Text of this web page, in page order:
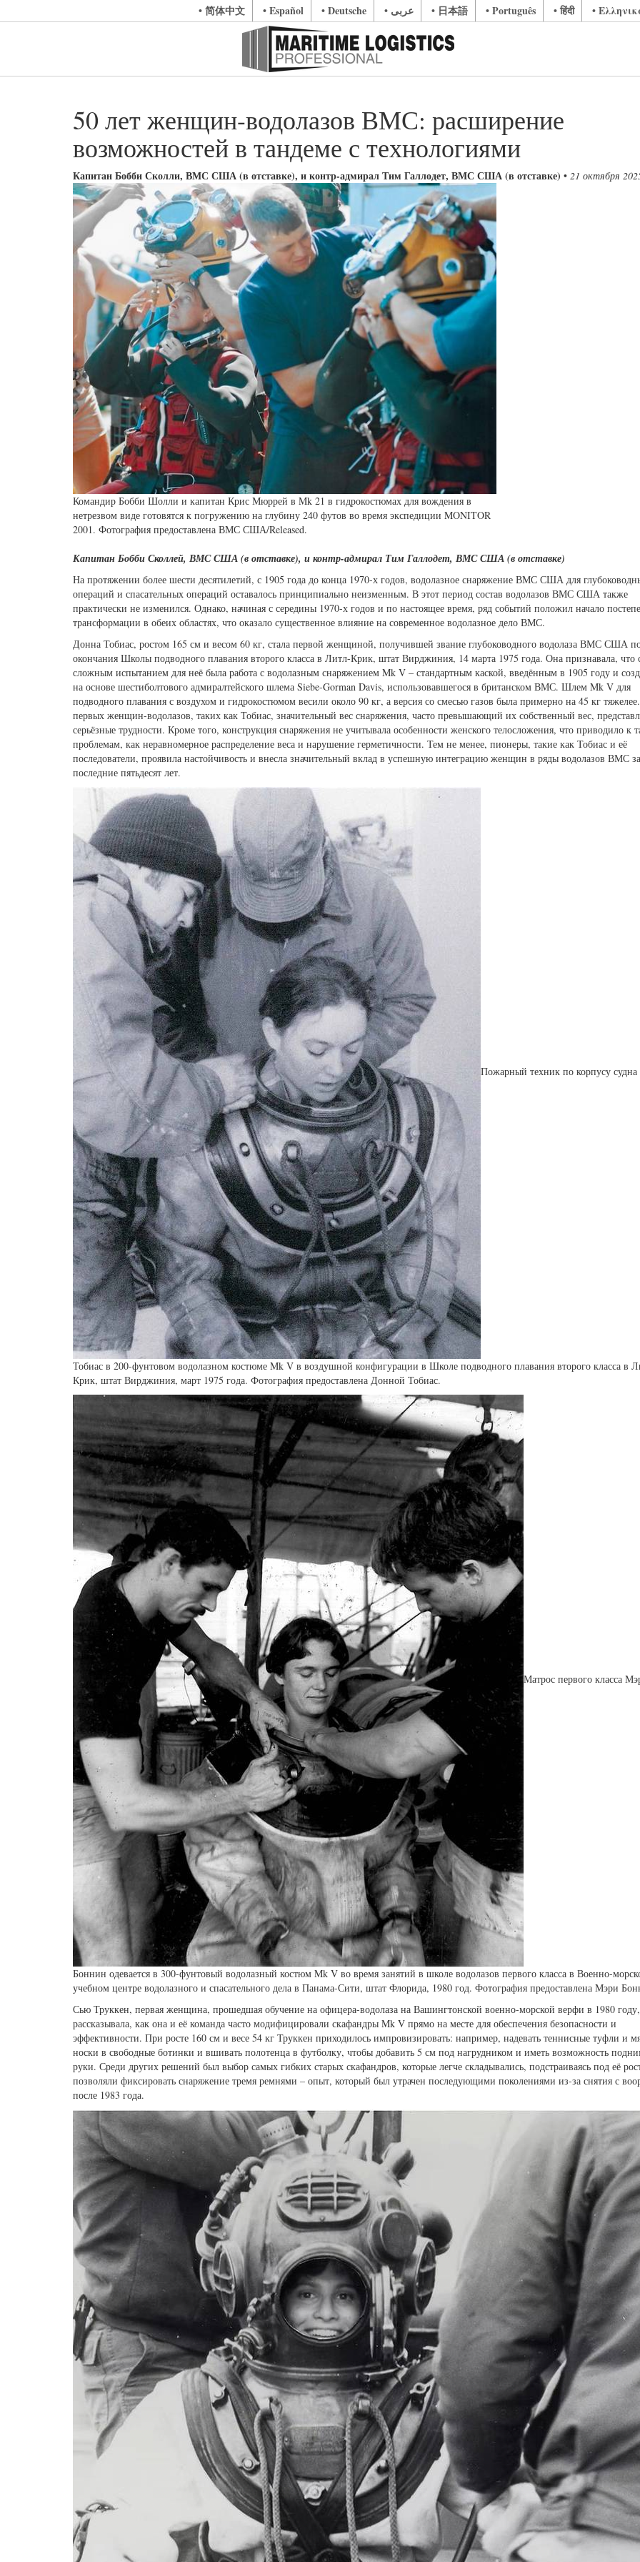
• 简体中文 • Español • Deutsche • عربى • 日本語 • Português • हिंदी •
50 лет женщин-водолазов ВМС: расширение
возможностей в тандеме с технологиями
Капитан Бобби Сколли, ВМС США (в отставке), и контр-адмирал Тим Галлодет, ВМС США (в отставке) • 21 октября
Командир Бобби Шолли и капитан Крис Мюррей в Mk 21 в гидрокостюмах для вождения в
нетрезвом виде готовятся к погружению на глубину 240 футов во время экспедиции MONITOR
2001. Фотография предоставлена ВМС США/Released.
Капитан Бобби Сколлей, ВМС США (в отставке), и контр-адмирал Тим Галлодет, ВМС США (в отставке)
На протяжении более шести десятилетий, с 1905 года до конца 1970-х годов, водолазное снаряжение ВМС США для
операций и спасательных операций оставалось принципиально неизменным. В этот период состав водолазов ВМС США также
практически не изменился. Однако, начиная с середины 1970-х годов и по настоящее время, ряд событий положил начало
трансформации в обеих областях, что оказало существенное влияние на современное водолазное дело ВМС.
Донна Тобиас, ростом 165 см и весом 60 кг, стала первой женщиной, получившей звание глубоководного водолаза ВМС США
окончания Школы подводного плавания второго класса в Литл-Крик, штат Вирджиния, 14 марта 1975 года. Она признавала, что
сложным испытанием для неё была работа с водолазным снаряжением Mk V – стандартным каской, введённым в 1905 году и
на основе шестиболтового адмиралтейского шлема Siebe-Gorman Davis, использовавшегося в британском ВМС. Шлем Mk V для
подводного плавания с воздухом и гидрокостюмом весили около 90 кг, а версия со смесью газов была примерно на 45 кг
первых женщин-водолазов, таких как Тобиас, значительный вес снаряжения, часто превышающий их собственный вес,
серьёзные трудности. Кроме того, конструкция снаряжения не учитывала особенности женского телосложения, что приводило к
проблемам, как неравномерное распределение веса и нарушение герметичности. Тем не менее, пионеры, такие как Тобиас и её
последователи, проявила настойчивость и внесла значительный вклад в успешную интеграцию женщин в ряды водолазов ВМС за
последние пятьдесят лет.
Пожарный техник по корпусу
Тобиас в 200-фунтовом водолазном костюме Mk V в воздушной конфигурации в Школе подводного плавания второго класса в
Крик, штат Вирджиния, март 1975 года. Фотография предоставлена Донной Тобиас.
Матрос первого класса
Боннин одевается в 300-фунтовый водолазный костюм Mk V во время занятий в школе водолазов первого класса в Военно-
учебном центре водолазного и спасательного дела в Панама-Сити, штат Флорида, 1980 год. Фотография предоставлена Мэри
Сью Труккен, первая женщина, прошедшая обучение на офицера-водолаза на Вашингтонской военно-морской верфи в 1980 году,
рассказывала, как она и её команда часто модифицировали скафандры Mk V прямо на месте для обеспечения безопасности и
эффективности. При росте 160 см и весе 54 кг Труккен приходилось импровизировать: например, надевать теннисные туфли и
носки в свободные ботинки и вшивать полотенца в футболку, чтобы добавить 5 см под нагрудником и иметь возможность
руки. Среди других решений был выбор самых гибких старых скафандров, которые легче складывались, подстраиваясь под её
позволяли фиксировать снаряжение тремя ремнями – опыт, который был утрачен последующими поколениями из-за снятия с
после 1983 года.